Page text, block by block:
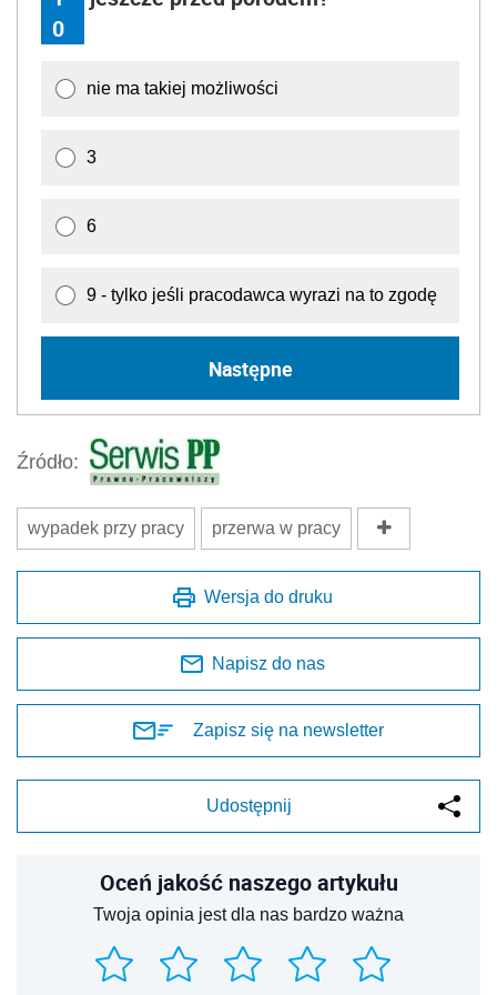
0
nie ma takiej możliwości
3
6
9 - tylko jeśli pracodawca wyrazi na to zgodę
Następne
Źródło:
wypadek przy pracy przerwa w pracy
Wersja do druku
Napisz do nas
Zapisz się na newsletter
Udostępnij
Oceń jakość naszego artykułu
Twoja opinia jest dla nas bardzo ważna